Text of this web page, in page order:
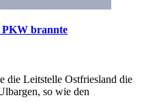
PKW brannte
die Leitstelle Ostfriesland die
so wie den